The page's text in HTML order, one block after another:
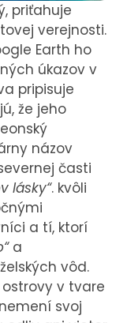
priťahuje
verejnosti.
Earth ho
úkazov v
pripisuje
že jeho
názov
časti
lásky“. kvôli
a tí, ktorí
a
vôd.
v tvare
svoj